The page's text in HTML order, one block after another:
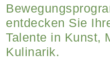
entdecken Sie
Talente in Kunst,
Kulinarik.